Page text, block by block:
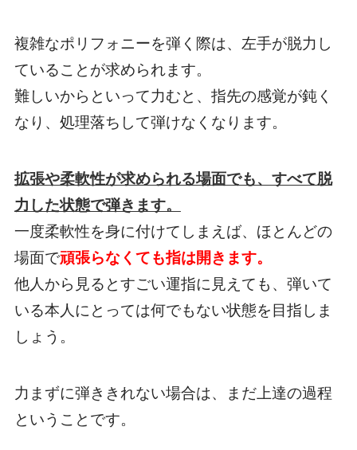
複雑なポリフォニーを弾く際は、左手が脱力し
ていることが求められます。
難しいからといって力むと、指先の感覚が鈍く
なり、処理落ちして弾けなくなります。
拡張や柔軟性が求められる場面でも、すべて脱
力した状態で弾きます。
一度柔軟性を身に付けてしまえば、ほとんどの
場面で頑張らなくても指は開きます。
他人から見るとすごい運指に見えても、弾いて
いる本人にとっては何でもない状態を目指しま
しょう。
力まずに弾ききれない場合は、まだ上達の過程
ということです。